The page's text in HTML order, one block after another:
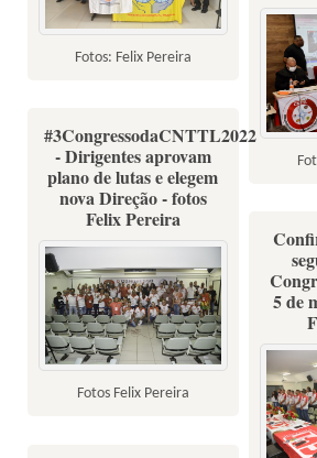
Fotos: Felix Pereira
#3CongressodaCNTTL2022
- Dirigentes aprovam
plano de lutas e elegem
nova Direção - fotos
Felix Pereira
Fotos Felix Pereira
5 de